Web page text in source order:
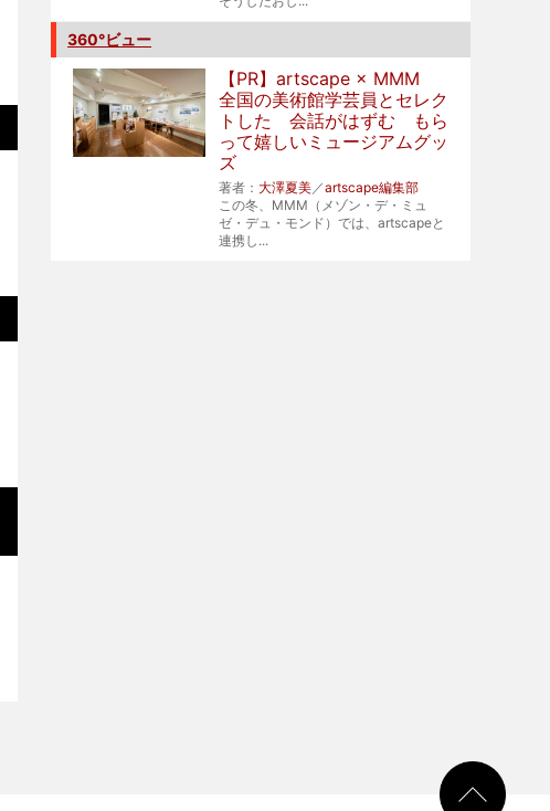
360°ビュー
【PR】artscape × MMM
全国の美術館学芸員とセレク
トした 会話がはずむ もら
って嬉しいミュージアムグッ
ズ
著者： 大澤夏美／artscape編集部
この冬、MMM（メゾン・デ・ミュ
ゼ・デュ・モンド）では、artscapeと
連携し...